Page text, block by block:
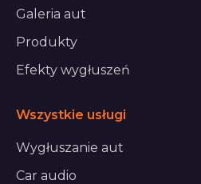
Galeria aut
Produkty
Efekty wygłuszeń
Wszystkie usługi
Wygłuszanie aut
Car audio